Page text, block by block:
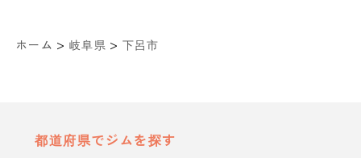
ホーム > 岐阜県 > 下呂市
都道府県でジムを探す